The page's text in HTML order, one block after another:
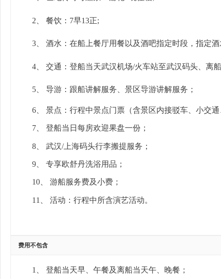
2、 餐饮： 7早13正;
3、 酒水：在船上餐厅用餐以及酒吧指定时段，指定
4、 交通：登船当天武汉机场/火车站至武汉码头、离
5、 导游：跟船讲解服务、景区导游讲解服务；
6、 景点：行程中景点门票（含景区内接驳车、小交
7、 登船当日每房欢迎果盘一份；
8、 武汉/上海码头行李搬提服务；
9、 专享欧舒丹洗浴用品；
10、 游船服务费及小费；
11、 活动：行程中所含演艺活动。
费用不包含
1、 登船当天早、午餐及离船当天午、晚餐；